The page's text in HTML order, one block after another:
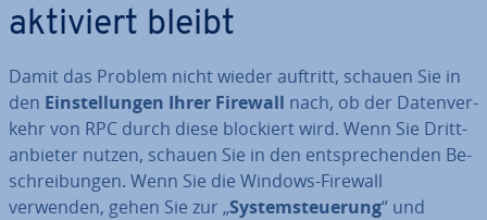
aktiviert bleibt
Damit das Problem nicht wieder auftritt, schauen Sie in
den Ein­stel­lun­gen Ihrer Firewall nach, ob der Da­ten­ver­
kehr von RPC durch diese blockiert wird. Wenn Sie Dritt­
an­bie­ter nutzen, schauen Sie in den ent­spre­chen­den Be­
schrei­bun­gen. Wenn Sie die Windows-Firewall
verwenden, gehen Sie zur „Sys­tem­steue­rung“ und